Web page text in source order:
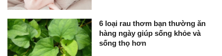
6 loại rau thơm bạn thường ăn
hàng ngày giúp sống khỏe và
sống thọ hơn